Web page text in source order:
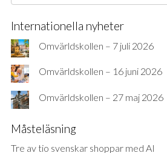
Internationella nyheter
Omvärldskollen – 7 juli 2026
Omvärldskollen – 16 juni 2026
Omvärldskollen – 27 maj 2026
Måsteläsning
Tre av tio svenskar shoppar med AI